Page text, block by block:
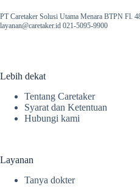
PT Caretaker Solusi Utama Menara BTPN Fl.
layanan@caretaker.id 021-5095-9900
Lebih dekat
Tentang Caretaker
Syarat dan Ketentuan
Hubungi kami
Layanan
Tanya dokter